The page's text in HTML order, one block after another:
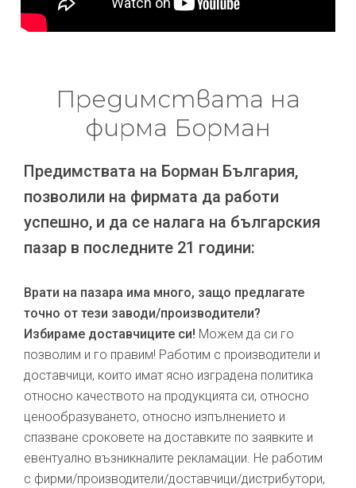
Предимствата на
фирма Борман
Предимствата на Борман България,
позволили на фирмата да работи
успешно, и да се налага на българския
пазар в последните 21 години:
Врати на пазара има много, защо предлагате
точно от тези заводи/производители?
Избираме доставчиците си! Можем да си го
позволим и го правим! Работим с производители и
доставчици, които имат ясно изградена политика
относно качеството на продукцията си, относно
ценообразуването, относно изпълнението и
спазване сроковете на доставките по заявките и
евентуално възникналите рекламации. Не работим
с фирми/производители/доставчици/дистрибутори,